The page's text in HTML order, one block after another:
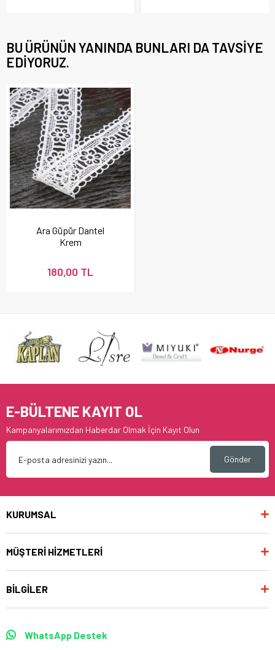
BU ÜRÜNÜN YANINDA BUNLARI DA TAVSIYE
EDIYORUZ.
Ara Güpür Dantel
Krem
180,00 TL
E-BÜLTENE KAYIT OL
Kampanyalarımızdan Haberdar Olmak İçin Kayıt Olun
Gönder
KURUMSAL
MÜŞTERİ HİZMETLERİ
BİLGİLER
WhatsApp Destek